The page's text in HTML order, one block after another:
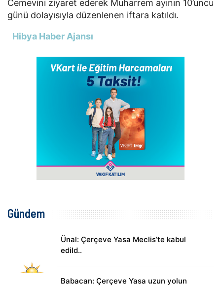
Cemevini ziyaret ederek Muharrem ayının 10’uncu
günü dolayısıyla düzenlenen iftara katıldı.
Hibya Haber Ajansı
Gündem
Ünal: Çerçeve Yasa Meclis’te kabul
edild..
Babacan: Çerçeve Yasa uzun yolun